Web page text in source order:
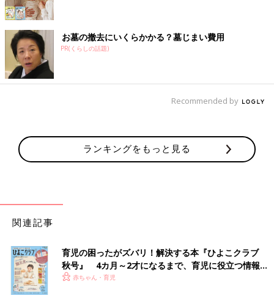
お墓の撤去にいくらかかる？墓じまい費用
PR(くらしの話題)
Recommended by
ランキングをもっと見る
関連記事
育児の困ったがズバリ！解決する本『ひよこクラブ
秋号』 4カ月～2才になるまで、育児に役立つ情報が
いっぱい！
赤ちゃん・育児